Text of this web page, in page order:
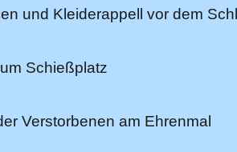
und Kleiderappell vor dem
Schießplatz
Verstorbenen am Ehrenmal